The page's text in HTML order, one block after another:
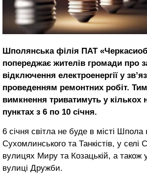
Шполянська філія ПАТ
попереджає жителів громади про
відключення електроенергії у
проведенням ремонтних робіт.
вимкнення триватимуть у кількох
пунктах з 6 по 10 січня.
6 січня світла не буде в місті
Сухомлинського та Танкістів, у селі
вулицях Миру та Козацькій, а також
вулиці Дружби.